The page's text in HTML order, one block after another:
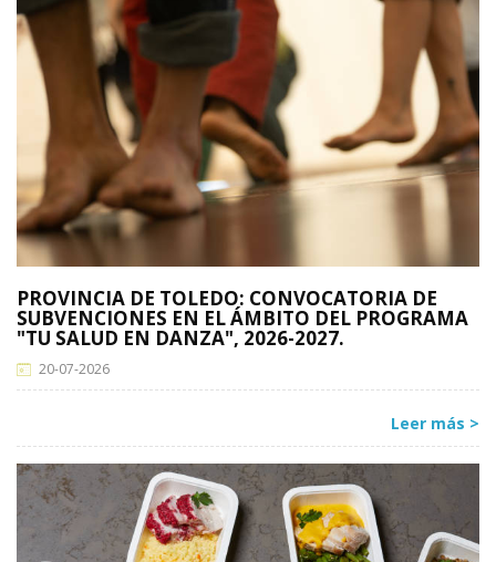
PROVINCIA DE TOLEDO: CONVOCATORIA DE
SUBVENCIONES EN EL ÁMBITO DEL PROGRAMA
"TU SALUD EN DANZA", 2026-2027.
20-07-2026
Leer más >